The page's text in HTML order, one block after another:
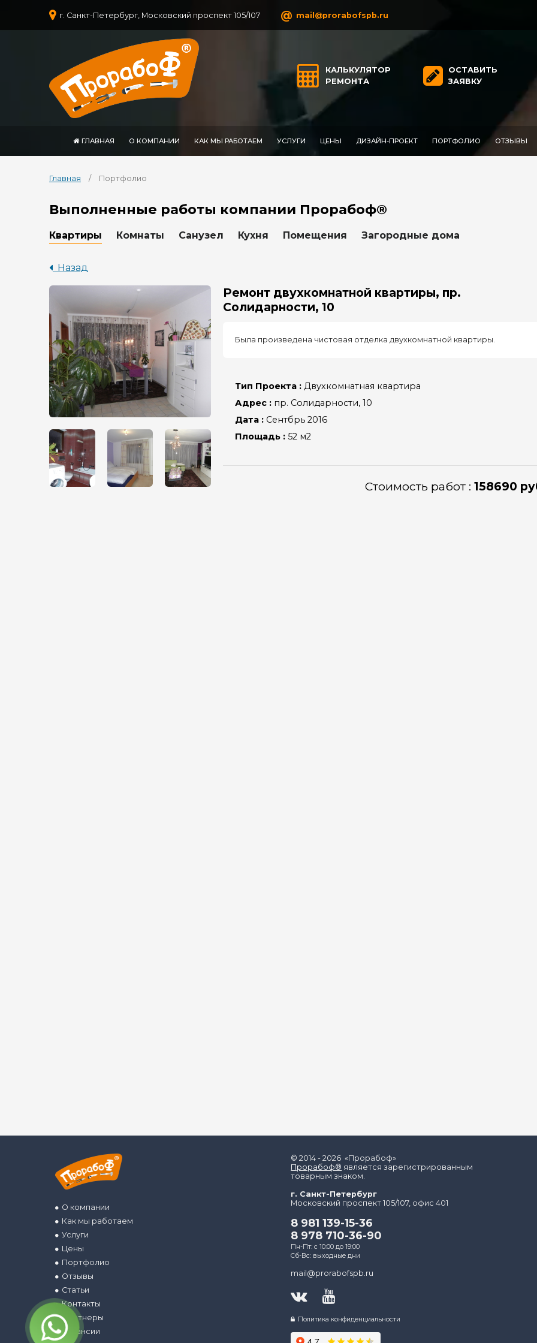
г. Санкт-Петербург, Московский проспект 105/107 @ mail@prorabofspb.ru
КАЛЬКУЛЯТОР
РЕМОНТА
ОСТАВИТЬ
ЗАЯВКУ
ГЛАВНАЯ О КОМПАНИИ КАК МЫ РАБОТАЕМ УСЛУГИ ЦЕНЫ ДИЗАЙН-ПРОЕКТ ПОРТФОЛИО ОТЗЫВЫ
Главная / Портфолио
Выполненные работы компании Прорабоф®
Квартиры Комнаты Санузел Кухня Помещения Загородные дома
Назад
Ремонт двухкомнатной квартиры, пр.
Солидарности, 10
Была произведена чистовая отделка двухкомнатной квартиры.
Тип Проекта :Двухкомнатная квартира
Адрес :пр. Солидарности, 10
Дата :Сентбрь 2016
Площадь :52 м2
Стоимость работ : 158690
О компании
Как мы работаем
Услуги
Цены
Портфолио
Отзывы
Статьи
Контакты
Партнеры
Вакансии
© 2014 - 2026 «Прорабоф»
Прорабоф® является зарегистрированным
товарным знаком.
г. Санкт-Петербург
Московский проспект 105/107, офис 401
8 981 139-15-36
8 978 710-36-90
Пн-Пт: с 10:00 до 19:00
Сб-Вс: выходные дни
mail@prorabofspb.ru
Политика конфиденциальности